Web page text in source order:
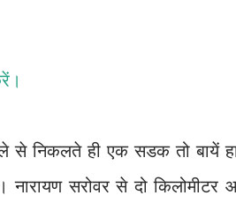
।
से निकलते ही एक सडक तो बायें
नारायण सरोवर से दो किलोमीटर